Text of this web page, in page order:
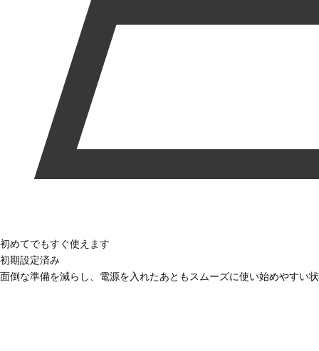
初めてでもすぐ使えます
初期設定済み
面倒な準備を減らし、電源を入れたあともスムーズに使い始めやすい